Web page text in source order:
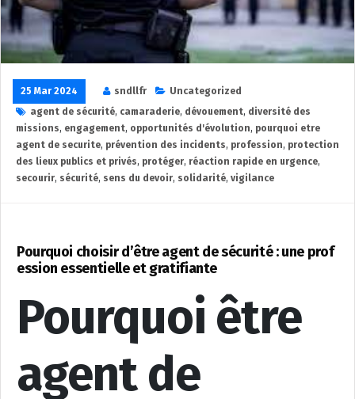
25 Mar 2024 sndllfr
Uncategorized
agent de sécurité, camaraderie, dévouement, diversité des
missions, engagement, opportunités d'évolution, pourquoi etre
agent de securite, prévention des incidents, profession, protection
des lieux publics et privés, protéger, réaction rapide en urgence,
secourir, sécurité, sens du devoir, solidarité, vigilance
Pourquoi choisir d’être agent de sécurité : une prof
ession essentielle et gratifiante
Pourquoi être
agent de